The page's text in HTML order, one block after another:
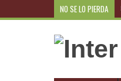
NO SE LO PIERDA